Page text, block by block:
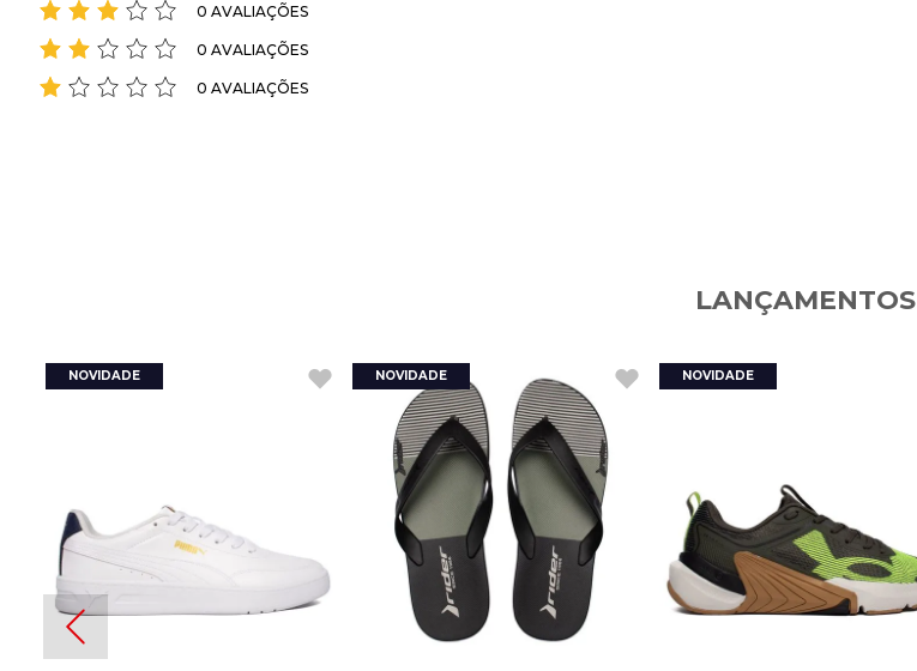
0 AVALIAÇÕES
0 AVALIAÇÕES
0 AVALIAÇÕES
LANÇAMENTOS